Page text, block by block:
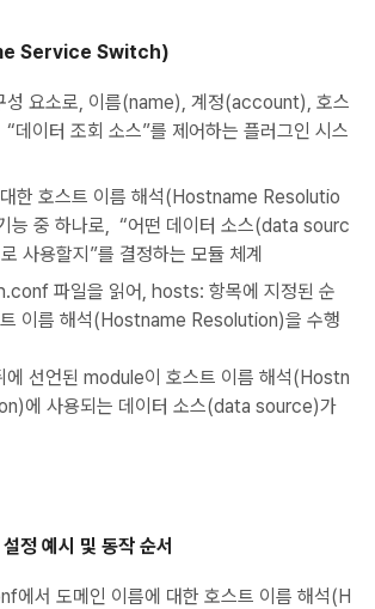
Service Switch)
성 요소로, 이름(name), 계정(account), 호스
이터 조회 소스”를 제어하는 플러그인 시스
한 호스트 이름 해석(Hostname Resolutio
능 중 하나로, “어떤 데이터 소스(data sourc
사용할지”를 결정하는 모듈 체계
파일을 읽어, hosts: 항목에 지정된 순
이름 해석(Hostname Resolution)을 수행
선언된 module이 호스트 이름 해석(Hostn
에 사용되는 데이터 소스(data source)가
예시 및 동작 순서
서 도메인 이름에 대한 호스트 이름 해석(H